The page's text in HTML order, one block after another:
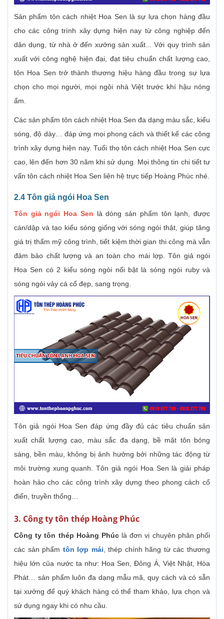
Sản phẩm tôn cách nhiệt Hoa Sen là sự lựa chọn hàng đầu
cho các công trình xây dựng hiện nay từ công nghiệp đến
dân dụng, từ nhà ở đến xưởng sản xuất... Với quy trình sản
xuất với công nghệ hiện đại, đạt tiêu chuẩn chất lượng cao,
tôn Hoa Sen trở thành thương hiệu hàng đầu trong sự lựa
chọn cho mọi người, mọi ngôi nhà Việt trước khí hậu nóng
ẩm.
Các sản phẩm tôn cách nhiệt Hoa Sen đa dạng màu sắc, kiểu
sóng, độ dày… đáp ứng mọi phong cách và thiết kế các công
trình xây dựng hiện nay. Tuổi thọ tôn cách nhiệt Hoa Sen cực
cao, lên đến hơn 30 năm khi sử dụng. Mọi thông tin chi tiết tư
vấn tôn cách nhiệt Hoa Sen liên hệ trực tiếp Hoàng Phúc nhé.
2.4 Tôn giả ngói Hoa Sen
Tôn giả ngói Hoa Sen là dòng sản phẩm tôn lạnh, được
cán/dập và tạo kiểu sóng giống với sóng ngói thật, giúp tăng
giá trị thẩm mỹ công trình, tiết kiệm thời gian thi công mà vẫn
đảm bảo chất lượng và an toàn cho mái lợp. Tôn giả ngói
Hoa Sen có 2 kiểu sóng ngói nổi bật là sóng ngói ruby và
sóng ngói vảy cá cổ đẹp, sang trọng.
Tôn giả ngói Hoa Sen đáp ứng đầy đủ các tiêu chuẩn sản
xuất chất lượng cao, màu sắc đa dạng, bề mặt tôn bóng
sáng, bền màu, không bị ảnh hưởng bởi những tác động từ
môi trường xung quanh. Tôn giả ngói Hoa Sen là giải pháp
hoàn hảo cho các công trình xây dựng theo phong cách cổ
điển, truyền thống…
3. Công ty tôn thép Hoàng Phúc
Công ty tôn thép Hoàng Phúclà đơn vị chuyên phân phối
các sản phẩm tôn lợp mái , thép chính hãng từ các thương
hiệu lớn của nước ta như: Hoa Sen, Đông Á, Việt Nhật, Hòa
Phát… sản phẩm luôn đa dạng mẫu mã, quy cách và có sẵn
tại xưởng để quý khách hàng có thể tham khảo, lựa chọn và
sử dụng ngay khi có nhu cầu.